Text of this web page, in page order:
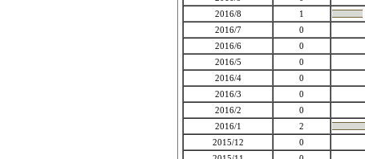
2016/8
1
2016/7
0
2016/6
0
2016/5
0
2016/4
0
2016/3
0
2016/2
0
2016/1
2
2015/12
0